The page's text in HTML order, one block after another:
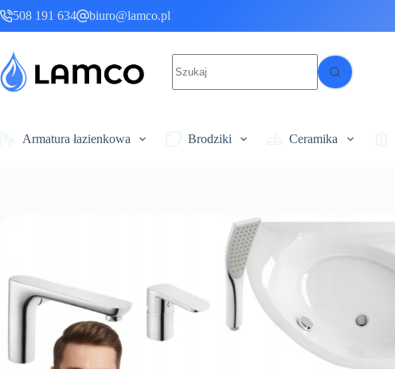
do
treści
508 191 634 biuro@lamco.pl
wyników
Armatura łazienkowa Brodziki Ceramika